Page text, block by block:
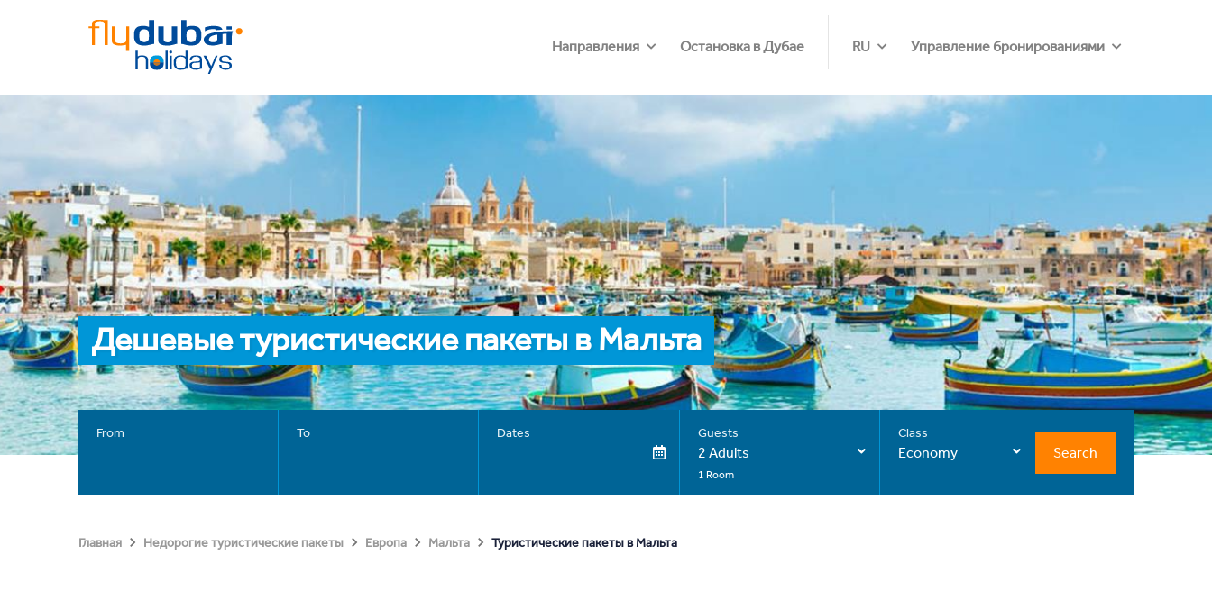
Направления Остановка в Дубае RU Управление бронированиями
Дешевые туристические пакеты в Мальта
From To Dates Guests
2 Adults
1 Room
Class
Economy Search
Главная Недорогие туристические пакеты Европа Мальта Туристические пакеты в Мальта